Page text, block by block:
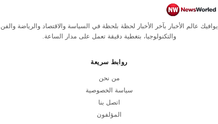
يوافيك عالم الأخبار بآخر الأخبار لحظة بلحظة في السياسة والاقتصاد والرياضة والفن
والتكنولوجيا، بتغطية دقيقة تعمل على مدار الساعة.
روابط سريعة
من نحن
سياسة الخصوصية
اتصل بنا
المؤلفون